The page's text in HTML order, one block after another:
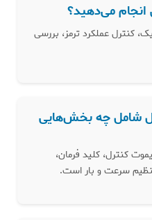
کنترل عملکرد ترمز، بررسی
شامل چه بخش‌هایی
کنترل، کلید فرمان،
تنظیم سرعت و بار است.